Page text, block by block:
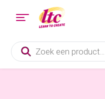
Producten
zoeken